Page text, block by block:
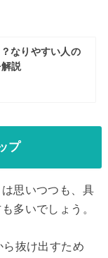
なりやすい人の
説
プ
思いつつも、具
多いでしょう。
抜け出すため